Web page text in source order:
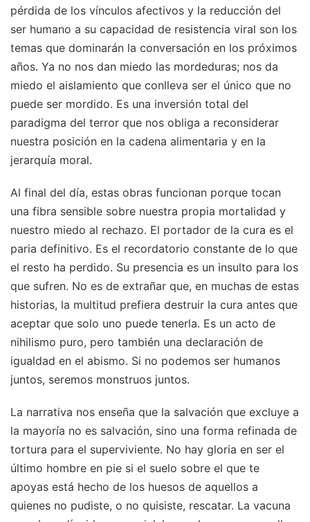
pérdida de los vínculos afectivos y la reducción del
ser humano a su capacidad de resistencia viral son los
temas que dominarán la conversación en los próximos
años. Ya no nos dan miedo las mordeduras; nos da
miedo el aislamiento que conlleva ser el único que no
puede ser mordido. Es una inversión total del
paradigma del terror que nos obliga a reconsiderar
nuestra posición en la cadena alimentaria y en la
jerarquía moral.
Al final del día, estas obras funcionan porque tocan
una fibra sensible sobre nuestra propia mortalidad y
nuestro miedo al rechazo. El portador de la cura es el
paria definitivo. Es el recordatorio constante de lo que
el resto ha perdido. Su presencia es un insulto para los
que sufren. No es de extrañar que, en muchas de estas
historias, la multitud prefiera destruir la cura antes que
aceptar que solo uno puede tenerla. Es un acto de
nihilismo puro, pero también una declaración de
igualdad en el abismo. Si no podemos ser humanos
juntos, seremos monstruos juntos.
La narrativa nos enseña que la salvación que excluye a
la mayoría no es salvación, sino una forma refinada de
tortura para el superviviente. No hay gloria en ser el
último hombre en pie si el suelo sobre el que te
apoyas está hecho de los huesos de aquellos a
quienes no pudiste, o no quisiste, rescatar. La vacuna